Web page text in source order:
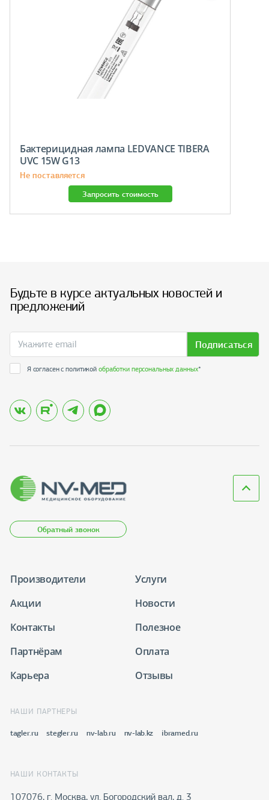
Бактерицидная лампа LEDVANCE TIBERA
UVC 15W G13
Не поставляется
Запросить стоимость
Будьте в курсе актуальных новостей и
предложений
Подписаться
Я согласен с политикойобработки персональных данных*
Обратный звонок
Производители
Услуги
Акции
Новости
Контакты
Полезное
Партнёрам
Оплата
Карьера
Отзывы
НАШИ ПАРТНЕРЫ
tagler.ru stegler.ru nv-lab.ru nv-lab.kz ibramed.ru
НАШИ КОНТАКТЫ
107076, г. Москва, ул. Богородский вал, д. 3